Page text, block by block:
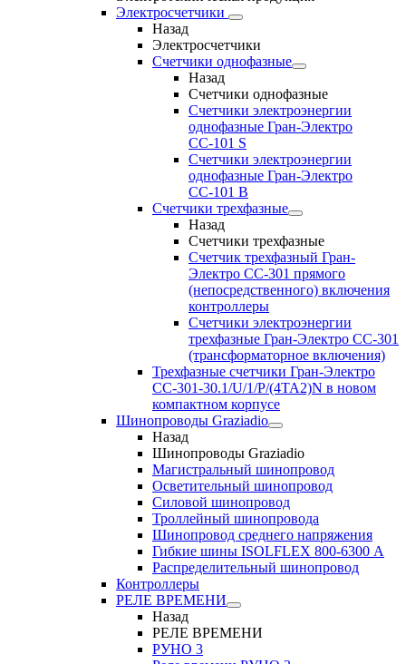
Электросчетчики
Назад
Электросчетчики
Счетчики однофазные
Назад
Счетчики однофазные
Счетчики электроэнергии
однофазные Гран-Электро
СС-101 S
Счетчики электроэнергии
однофазные Гран-Электро
СС-101 B
Счетчики трехфазные
Назад
Счетчики трехфазные
Счетчик трехфазный Гран-
Электро CC-301 прямого
(непосредственного) включения
контроллеры
Счетчики электроэнергии
трехфазные Гран-Электро CC-301
(трансформаторное включения)
Трехфазные счетчики Гран-Электро
СС-301-30.1/U/1/P/(4TA2)N в новом
компактном корпусе
Шинопроводы Graziadio
Назад
Шинопроводы Graziadio
Магистральный шинопровод
Осветительный шинопровод
Силовой шинопровод
Троллейный шинопровода
Шинопровод среднего напряжения
Гибкие шины ISOLFLEX 800-6300 А
Распределительный шинопровод
Контроллеры
РЕЛЕ ВРЕМЕНИ
Назад
РЕЛЕ ВРЕМЕНИ
РУНО 3